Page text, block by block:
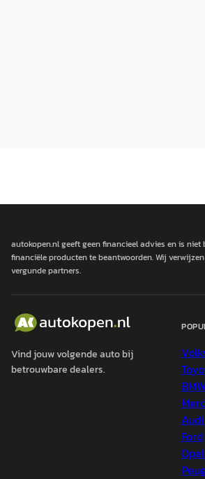
autokopen.nl geeft geen financieel advies en is niet
financiële producten te beantwoorden. Wij
vergunde partners.
Vind jouw volgende auto bij
betrouwbare dealers.
BMW
Audi
Ford
Opel